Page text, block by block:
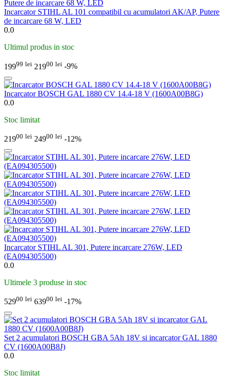
Incarcator STIHL AL 101 compatibil cu acumulatori AK/AP, Putere
de incarcare 68 W, LED
0.0
Ultimul produs in stoc
19999 lei 21900 lei -9%
Incarcator BOSCH GAL 1880 CV 14.4-18 V (1600A00B8G)
0.0
Stoc limitat
21900 lei 24900 lei -12%
Incarcator STIHL AL 301, Putere incarcare 276W, LED
(EA094305500)
0.0
Ultimele 3 produse in stoc
52900 lei 63900 lei -17%
Set 2 acumulatori BOSCH GBA 5Ah 18V si incarcator GAL 1880
CV (1600A00B8J)
0.0
Stoc limitat